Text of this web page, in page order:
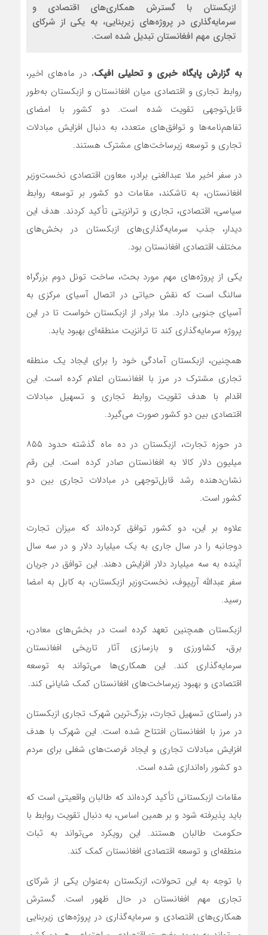
ازبکستان با گسترش همکاری‌های اقتصادی و
سرمایه‌گذاری در پروژه‌های زیربنایی، به یکی از شرکای
تجاری مهم افغانستان تبدیل شده است.
به گزارش پایگاه خبری و تحلیلی افپک، در ماه‌های اخیر،
روابط تجاری و اقتصادی میان افغانستان و ازبکستان به‌طور
قابل‌توجهی تقویت شده است. دو کشور با امضای
تفاهم‌نامه‌ها و توافق‌های متعدد، به دنبال افزایش مبادلات
تجاری و توسعه زیرساخت‌های مشترک هستند.
در سفر اخیر ملا عبدالغنی برادر، معاون اقتصادی نخست‌وزیر
افغانستان، به تاشکند، مقامات دو کشور بر توسعه روابط
سیاسی، اقتصادی، تجاری و ترانزیتی تأکید کردند. هدف این
دیدار، جذب سرمایه‌گذاری‌های ازبکستان در بخش‌های
مختلف اقتصادی افغانستان بود.
یکی از پروژه‌های مهم مورد بحث، ساخت تونل دوم بزرگراه
سالنگ است که نقش حیاتی در اتصال آسیای مرکزی به
آسیای جنوبی دارد. ملا برادر از ازبکستان خواست تا در این
پروژه سرمایه‌گذاری کند تا ترانزیت منطقه‌ای بهبود یابد.
همچنین، ازبکستان آمادگی خود را برای ایجاد یک منطقه
تجاری مشترک در مرز با افغانستان اعلام کرده است. این
اقدام با هدف تقویت روابط تجاری و تسهیل مبادلات
اقتصادی بین دو کشور صورت می‌گیرد.
در حوزه تجارت، ازبکستان در ده ماه گذشته حدود ۸۵۵
میلیون دلار کالا به افغانستان صادر کرده است. این رقم
نشان‌دهنده رشد قابل‌توجهی در مبادلات تجاری بین دو
کشور است.
علاوه بر این، دو کشور توافق کرده‌اند که میزان تجارت
دوجانبه را در سال جاری به یک میلیارد دلار و در سه سال
آینده به سه میلیارد دلار افزایش دهند. این توافق در جریان
سفر عبدالله آریپوف، نخست‌وزیر ازبکستان، به کابل به امضا
رسید.
ازبکستان همچنین تعهد کرده است در بخش‌های معادن،
برق، کشاورزی و بازسازی آثار تاریخی افغانستان
سرمایه‌گذاری کند. این همکاری‌ها می‌تواند به توسعه
اقتصادی و بهبود زیرساخت‌های افغانستان کمک شایانی کند.
در راستای تسهیل تجارت، بزرگ‌ترین شهرک تجاری ازبکستان
در مرز با افغانستان افتتاح شده است. این شهرک با هدف
افزایش مبادلات تجاری و ایجاد فرصت‌های شغلی برای مردم
دو کشور راه‌اندازی شده است.
مقامات ازبکستانی تأکید کرده‌اند که طالبان واقعیتی است که
باید پذیرفته شود و بر همین اساس، به دنبال تقویت روابط با
حکومت طالبان هستند. این رویکرد می‌تواند به ثبات
منطقه‌ای و توسعه اقتصادی افغانستان کمک کند.
با توجه به این تحولات، ازبکستان به‌عنوان یکی از شرکای
تجاری مهم افغانستان در حال ظهور است. گسترش
همکاری‌های اقتصادی و سرمایه‌گذاری در پروژه‌های زیربنایی